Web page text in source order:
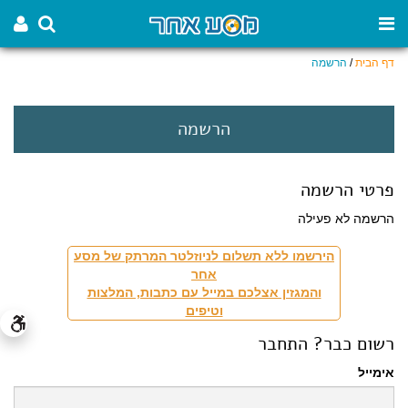
דף הבית/ הרשמה
הרשמה
פרטי הרשמה
הרשמה לא פעילה
הירשמו ללא תשלום לניוזלטר המרתק של מסע
אחר
והמגזין אצלכם במייל עם כתבות, המלצות
וטיפים
רשום כבר? התחבר
אימייל